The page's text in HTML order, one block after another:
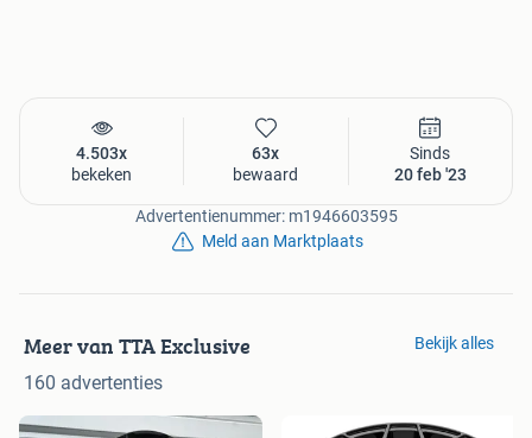
Q5
Nieuwe 1-2-3-4-5-6-X1-X2-X3-Serie
4.503x
bekeken
63x
bewaard
Sinds
20 feb '23
Advertentienummer: m1946603595
Meld aan Marktplaats
Meer van TTA Exclusive
160 advertenties
Bekijk alles